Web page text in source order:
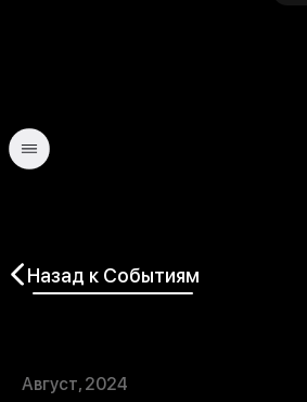
Назад к Событиям
Август, 2024